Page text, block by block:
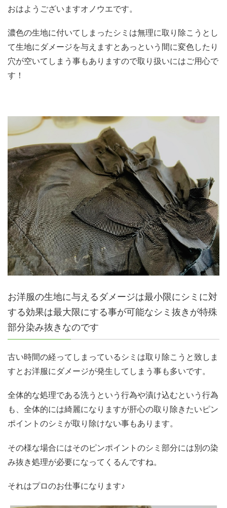
おはようございますオノウエです。
濃色の生地に付いてしまったシミは無理に取り除こうとし
て生地にダメージを与えますとあっという間に変色したり
穴が空いてしまう事もありますので取り扱いにはご用心で
す！
お洋服の生地に与えるダメージは最小限にシミに対
する効果は最大限にする事が可能なシミ抜きが特殊
部分染み抜きなのです
古い時間の経ってしまっているシミは取り除こうと致しま
すとお洋服にダメージが発生してしまう事も多いです。
全体的な処理である洗うという行為や漬け込むという行為
も、全体的には綺麗になりますが肝心の取り除きたいピン
ポイントのシミが取り除けない事もあります。
その様な場合にはそのピンポイントのシミ部分には別の染
み抜き処理が必要になってくるんですね。
それはプロのお仕事になります♪